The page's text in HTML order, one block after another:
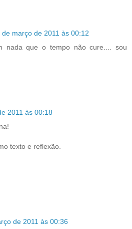
de março de 2011 às 00:12
nada que o tempo não cure.... sou
2011 às 00:18
texto e reflexão.
de 2011 às 00:36